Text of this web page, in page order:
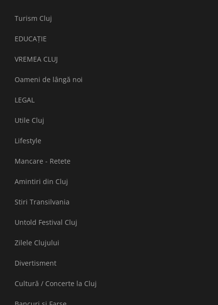
Turism Cluj
EDUCAȚIE
VREMEA CLUJ
Oameni de lângă noi
LEGAL
Utile Cluj
Lifestyle
Mancare - Retete
Amintiri din Cluj
Stiri Transilvania
Untold Festival Cluj
Zilele Clujului
Divertisment
Cultură / Concerte la Cluj